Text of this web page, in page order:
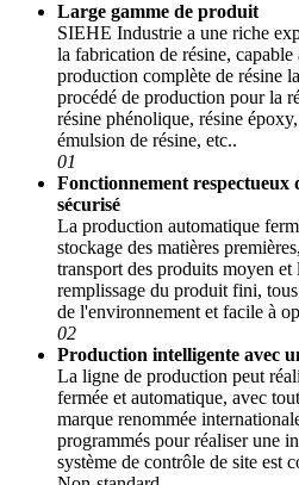
Large gamme de produit
SIEHE Industrie a une riche
la fabrication de résine,
production complète de résine
procédé de production pour la
résine phénolique, résine
émulsion de résine, etc..
01
Fonctionnement respectueux
sécurisé
La production automatique
stockage des matières
transport des produits moyen
remplissage du produit fini,
de l'environnement et facile à
02
Production intelligente avec
La ligne de production peut
fermée et automatique, avec
marque renommée
programmés pour réaliser une
système de contrôle de site est